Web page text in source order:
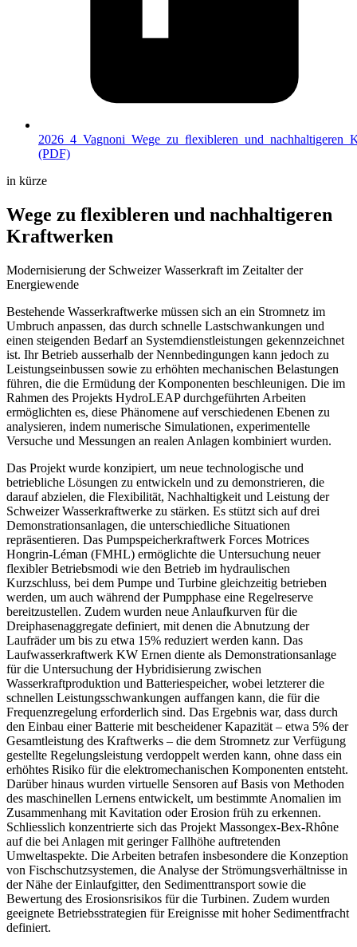
(PDF)
in kürze
Wege zu flexibleren und nachhaltigeren
Kraftwerken
Modernisierung der Schweizer Wasserkraft im Zeitalter der
Energiewende
Bestehende Wasserkraftwerke müssen sich an ein Stromnetz im
Umbruch anpassen, das durch schnelle Lastschwankungen und
einen steigenden Bedarf an Systemdienstleistungen gekennzeichnet
ist. Ihr Betrieb ausserhalb der Nennbedingungen kann jedoch zu
Leistungseinbussen sowie zu erhöhten mechanischen Belastungen
führen, die die Ermüdung der Komponenten beschleunigen. Die im
Rahmen des Projekts HydroLEAP durchgeführten Arbeiten
ermöglichten es, diese Phänomene auf verschiedenen Ebenen zu
analysieren, indem numerische Simulationen, experimentelle
Versuche und Messungen an realen Anlagen kombiniert wurden.
Das Projekt wurde konzipiert, um neue technologische und
betriebliche Lösungen zu entwickeln und zu demonstrieren, die
darauf abzielen, die Flexibilität, Nachhaltigkeit und Leistung der
Schweizer Wasserkraftwerke zu stärken. Es stützt sich auf drei
Demonstrationsanlagen, die unterschiedliche Situationen
repräsentieren. Das Pumpspeicherkraftwerk Forces Motrices
Hongrin-Léman (FMHL) ermöglichte die Untersuchung neuer
flexibler Betriebsmodi wie den Betrieb im hydraulischen
Kurzschluss, bei dem Pumpe und Turbine gleichzeitig betrieben
werden, um auch während der Pumpphase eine Regelreserve
bereitzustellen. Zudem wurden neue Anlaufkurven für die
Dreiphasenaggregate definiert, mit denen die Abnutzung der
Laufräder um bis zu etwa 15% reduziert werden kann. Das
Laufwasserkraftwerk KW Ernen diente als Demonstrationsanlage
für die Untersuchung der Hybridisierung zwischen
Wasserkraftproduktion und Batteriespeicher, wobei letzterer die
schnellen Leistungsschwankungen auffangen kann, die für die
Frequenzregelung erforderlich sind. Das Ergebnis war, dass durch
den Einbau einer Batterie mit bescheidener Kapazität – etwa 5% der
Gesamtleistung des Kraftwerks – die dem Stromnetz zur Verfügung
gestellte Regelungsleistung verdoppelt werden kann, ohne dass ein
erhöhtes Risiko für die elektromechanischen Komponenten entsteht.
Darüber hinaus wurden virtuelle Sensoren auf Basis von Methoden
des maschinellen Lernens entwickelt, um bestimmte Anomalien im
Zusammenhang mit Kavitation oder Erosion früh zu erkennen.
Schliesslich konzentrierte sich das Projekt Massongex-Bex-Rhône
auf die bei Anlagen mit geringer Fallhöhe auftretenden
Umweltaspekte. Die Arbeiten betrafen insbesondere die Konzeption
von Fischschutzsystemen, die Analyse der Strömungsverhältnisse in
der Nähe der Einlaufgitter, den Sedimenttransport sowie die
Bewertung des Erosionsrisikos für die Turbinen. Zudem wurden
geeignete Betriebsstrategien für Ereignisse mit hoher Sedimentfracht
definiert.